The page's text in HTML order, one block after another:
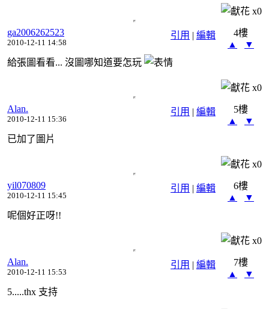
x0
引用 | 編輯
ga2006262523
2010-12-11 14:58
4樓
▲
▼
給張圖看看... 沒圖哪知道要怎玩
x0
引用 | 編輯
Alan.
2010-12-11 15:36
5樓
▲
▼
已加了圖片
x0
引用 | 編輯
yil070809
2010-12-11 15:45
6樓
▲
▼
呢個好正呀!!
x0
引用 | 編輯
Alan.
2010-12-11 15:53
7樓
▲
▼
5.....thx 支持